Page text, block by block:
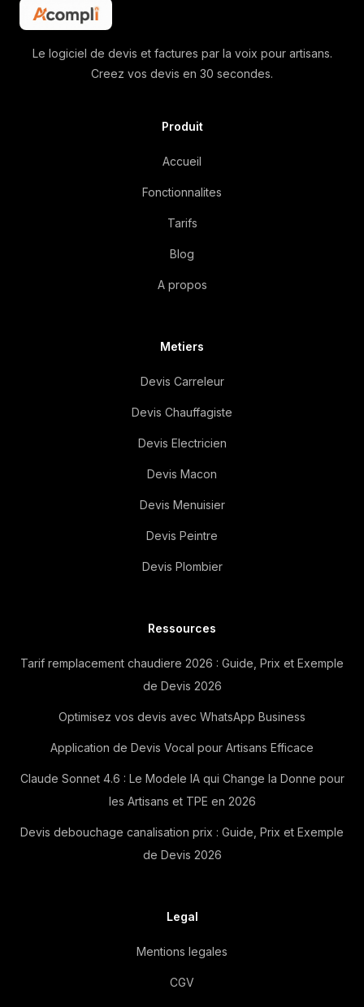
Le logiciel de devis et factures par la voix pour artisans.
Creez vos devis en 30 secondes.
Produit
Accueil
Fonctionnalites
Tarifs
Blog
A propos
Metiers
Devis Carreleur
Devis Chauffagiste
Devis Electricien
Devis Macon
Devis Menuisier
Devis Peintre
Devis Plombier
Ressources
Tarif remplacement chaudiere 2026 : Guide, Prix et Exemple
de Devis 2026
Optimisez vos devis avec WhatsApp Business
Application de Devis Vocal pour Artisans Efficace
Claude Sonnet 4.6 : Le Modele IA qui Change la Donne pour
les Artisans et TPE en 2026
Devis debouchage canalisation prix : Guide, Prix et Exemple
de Devis 2026
Legal
Mentions legales
CGV